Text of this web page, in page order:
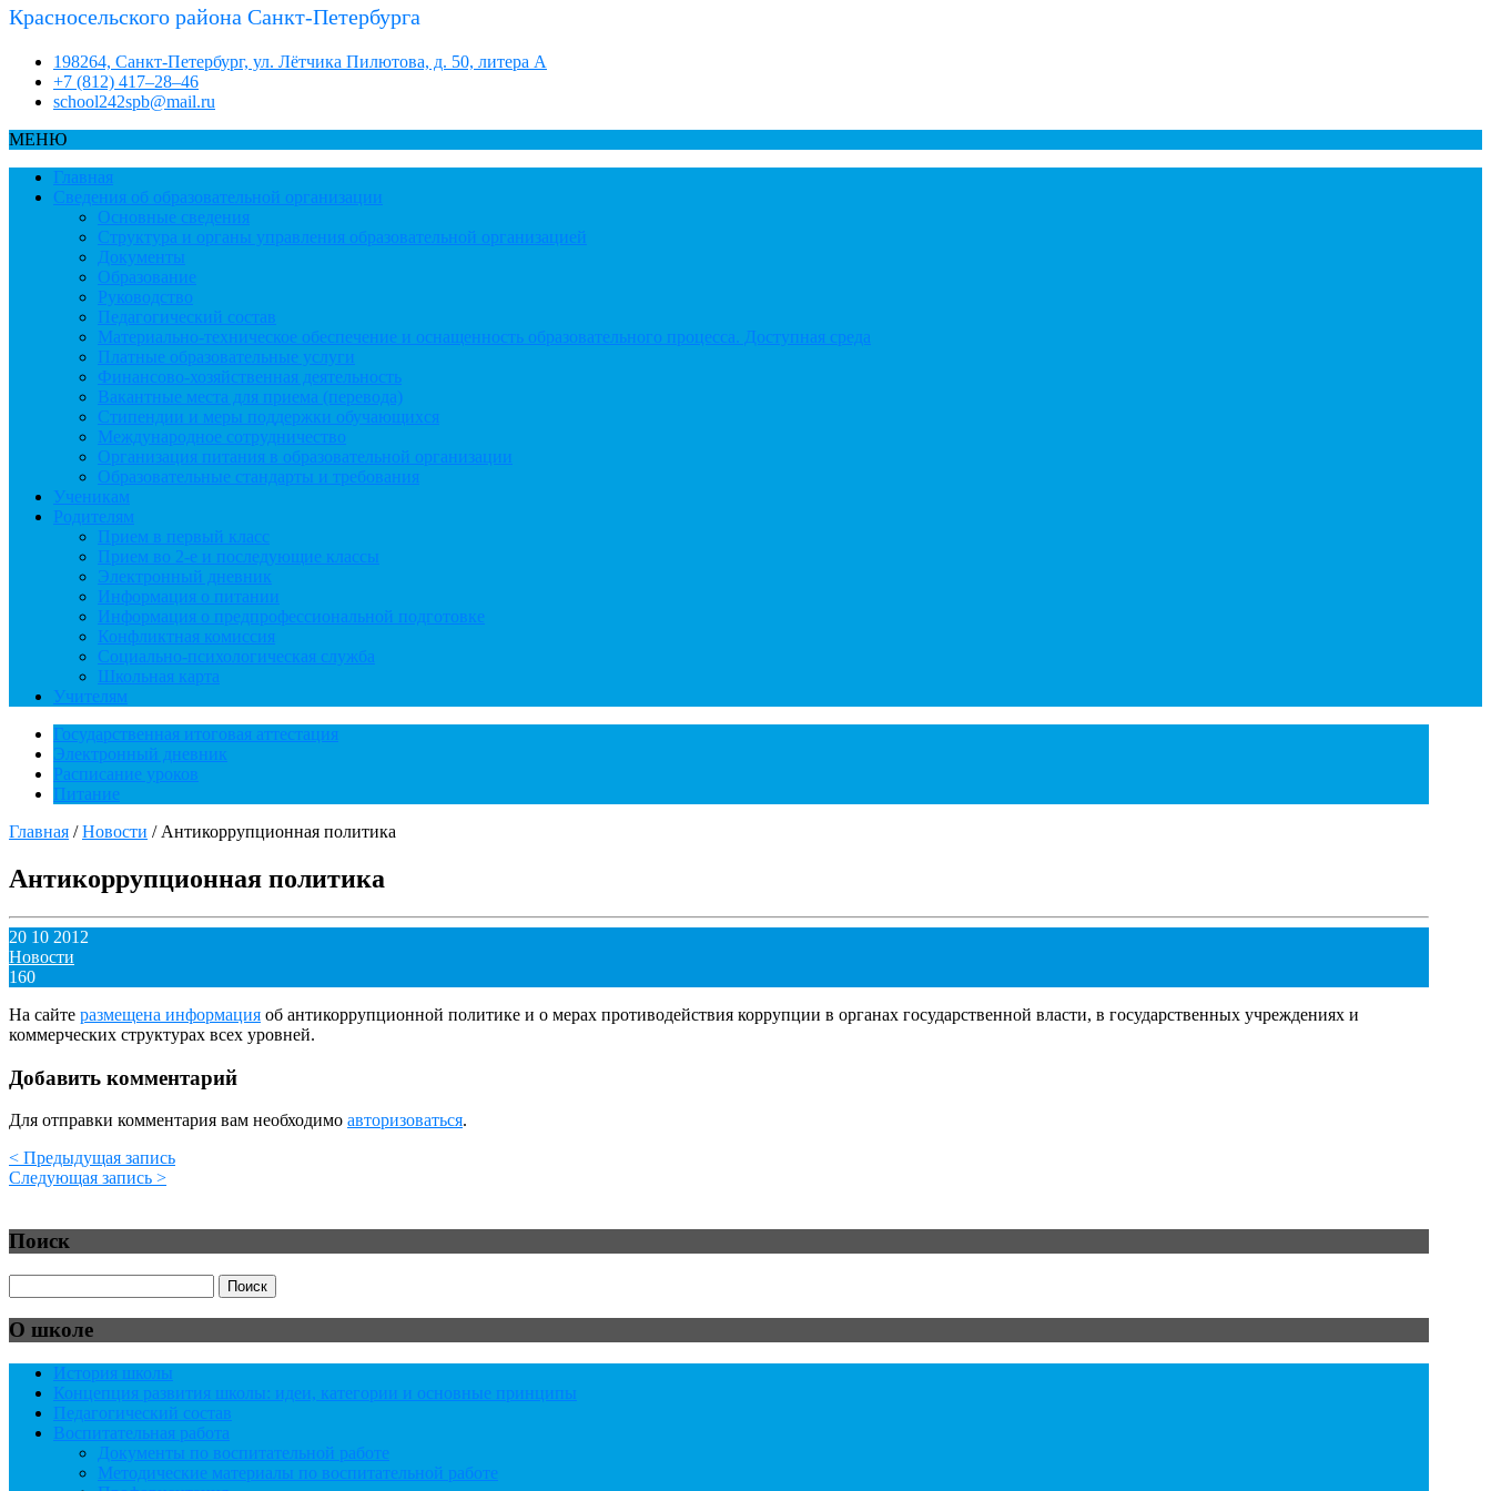
Красносельского района Санкт-Петербурга
198264, Санкт-Петербург, ул. Лётчика Пилютова, д. 50, литера А
+7 (812) 417–28–46
school242spb@mail.ru
МЕНЮ
Главная
Сведения об образовательной организации
Основные сведения
Структура и органы управления образовательной организацией
Документы
Образование
Руководство
Педагогический состав
Материально-техническое обеспечение и оснащенность образовательного процесса. Доступная среда
Платные образовательные услуги
Финансово-хозяйственная деятельность
Вакантные места для приема (перевода)
Стипендии и меры поддержки обучающихся
Международное сотрудничество
Организация питания в образовательной организации
Образовательные стандарты и требования
Ученикам
Родителям
Прием в первый класс
Прием во 2-е и последующие классы
Электронный дневник
Информация о питании
Информация о предпрофессиональной подготовке
Конфликтная комиссия
Социально-психологическая служба
Школьная карта
Учителям
Государственная итоговая аттестация
Электронный дневник
Расписание уроков
Питание
Главная /Новости / Антикоррупционная политика
Антикоррупционная политика
20 10 2012
Новости
160
На сайте размещена информация об антикоррупционной политике и о мерах противодействия коррупции в органах государственной власти, в государственных учреждениях и
коммерческих структурах всех уровней.
Добавить комментарий
Для отправки комментария вам необходимо авторизоваться.
< Предыдущая запись
Следующая запись >
Поиск
О школе
История школы
Концепция развития школы: идеи, категории и основные принципы
Педагогический состав
Воспитательная работа
Документы по воспитательной работе
Методические материалы по воспитательной работе